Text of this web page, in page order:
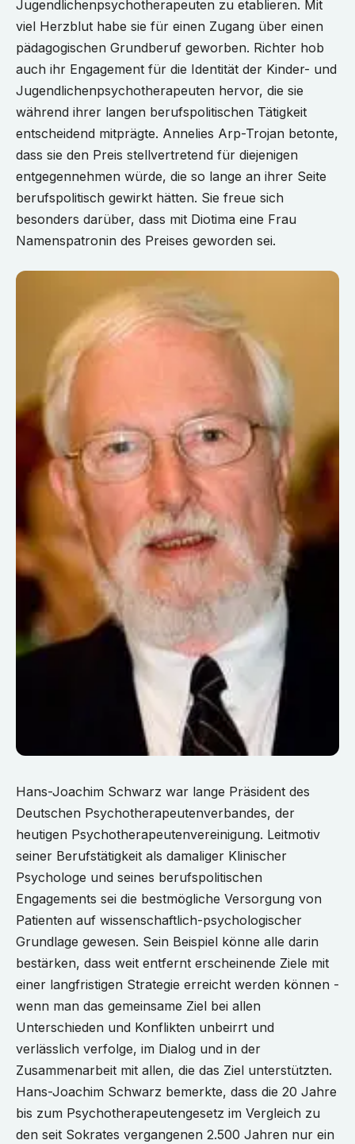
Jugendlichenpsychotherapeuten zu etablieren. Mit
viel Herzblut habe sie für einen Zugang über einen
pädagogischen Grundberuf geworben. Richter hob
auch ihr Engagement für die Identität der Kinder- und
Jugendlichenpsychotherapeuten hervor, die sie
während ihrer langen berufspolitischen Tätigkeit
entscheidend mitprägte. Annelies Arp-Trojan betonte,
dass sie den Preis stellvertretend für diejenigen
entgegennehmen würde, die so lange an ihrer Seite
berufspolitisch gewirkt hätten. Sie freue sich
besonders darüber, dass mit Diotima eine Frau
Namenspatronin des Preises geworden sei.
Hans-Joachim Schwarz war lange Präsident des
Deutschen Psychotherapeutenverbandes, der
heutigen Psychotherapeutenvereinigung. Leitmotiv
seiner Berufstätigkeit als damaliger Klinischer
Psychologe und seines berufspolitischen
Engagements sei die bestmögliche Versorgung von
Patienten auf wissenschaftlich-psychologischer
Grundlage gewesen. Sein Beispiel könne alle darin
bestärken, dass weit entfernt erscheinende Ziele mit
einer langfristigen Strategie erreicht werden können -
wenn man das gemeinsame Ziel bei allen
Unterschieden und Konflikten unbeirrt und
verlässlich verfolge, im Dialog und in der
Zusammenarbeit mit allen, die das Ziel unterstützten.
Hans-Joachim Schwarz bemerkte, dass die 20 Jahre
bis zum Psychotherapeutengesetz im Vergleich zu
den seit Sokrates vergangenen 2.500 Jahren nur ein